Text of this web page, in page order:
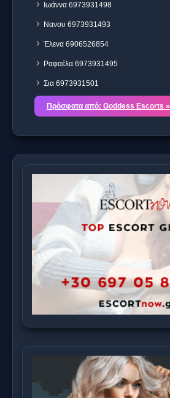
Ιωάννα 6973931498
Νανσυ 6973931493
Έλενα 6906526854
Ραφαέλα 6973931495
Σια 6973931501
Πρόσφατα από: Goddess Escorts »